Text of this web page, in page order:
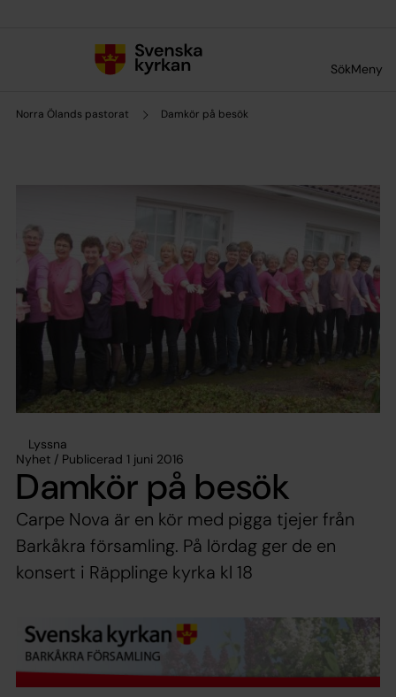
SökMeny
Norra Ölands pastorat Damkör på besök
Lyssna
Nyhet / Publicerad 1 juni 2016
Damkör på besök
Carpe Nova är en kör med pigga tjejer från
Barkåkra församling. På lördag ger de en
konsert i Räpplinge kyrka kl 18